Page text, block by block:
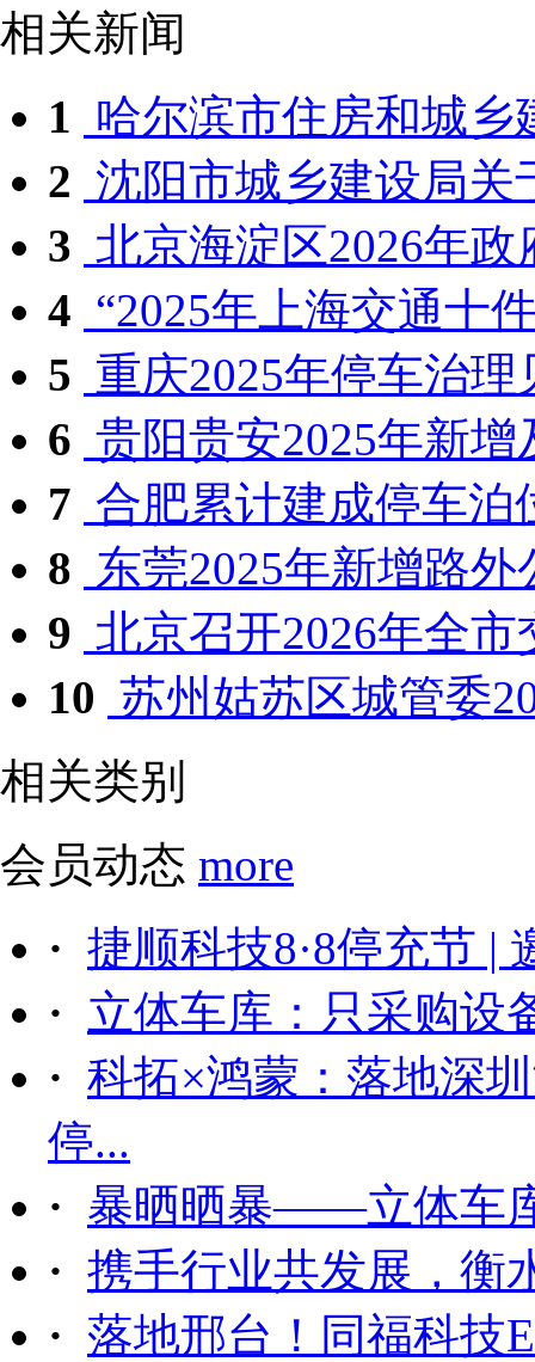
相关新闻
1 哈尔滨市住房和城乡
2 沈阳市城乡建设局关
3 北京海淀区2026年政
4 “2025年上海交通十
5 重庆2025年停车治理
6 贵阳贵安2025年新增
7 合肥累计建成停车泊
8 东莞2025年新增路
9 北京召开2026年全市
10 苏州姑苏区城管委
相关类别
会员动态 more
· 捷顺科技8·8停充节 |
· 立体车库：只采购设
· 科拓×鸿蒙：落地深
停...
· 暴晒晒暴——立体车
· 携手行业共发展，衡
· 落地邢台！同福科技